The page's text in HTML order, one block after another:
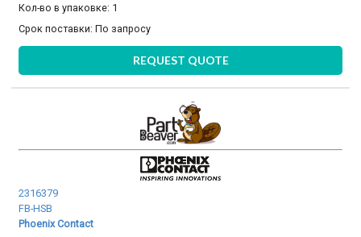
Кол-во в упаковке: 1
Срок поставки:По запросу
REQUEST QUOTE
2316379
FB-HSB
Phoenix Contact